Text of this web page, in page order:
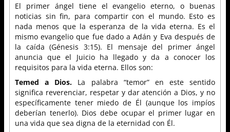
El primer ángel tiene el evangelio eterno, o buenas
noticias sin fin, para compartir con el mundo. Esto es
nada menos que la esperanza de la vida eterna. Es el
mismo evangelio que fue dado a Adán y Eva después de
la caída (Génesis 3:15). El mensaje del primer ángel
anuncia que el Juicio ha llegado y da a conocer los
requisitos para la vida eterna. Ellos son:
Temed a Dios. La palabra “temor” en este sentido
significa reverenciar, respetar y dar atención a Dios, y no
específicamente tener miedo de Él (aunque los impíos
deberían tenerlo). Dios debe ocupar el primer lugar en
una vida que sea digna de la eternidad con Él.